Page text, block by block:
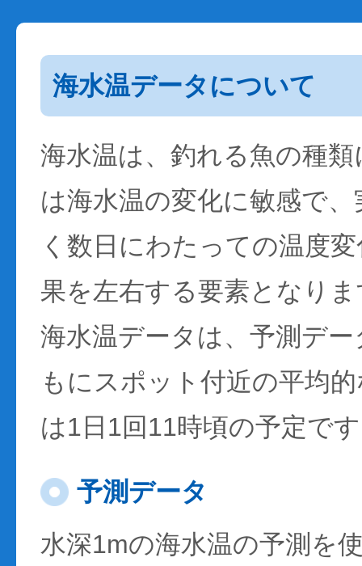
海水温データについて
海水温は、釣れる魚の種
は海水温の変化に敏感で
く数日にわたっての温度
果を左右する要素となり
海水温データは、予測デ
もにスポット付近の平均
は1日1回11時頃の予定で
予測データ
水深1mの海水温の予測を